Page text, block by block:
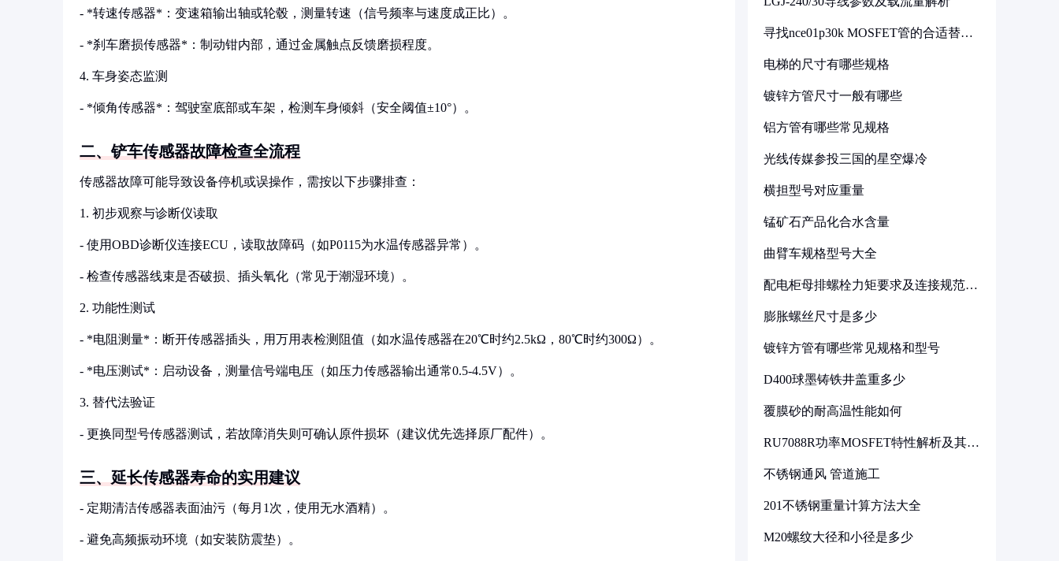
- *转速传感器*：变速箱输出轴或轮毂，测量转速（信号频率与速度成正比）。
- *刹车磨损传感器*：制动钳内部，通过金属触点反馈磨损程度。
4. 车身姿态监测
- *倾角传感器*：驾驶室底部或车架，检测车身倾斜（安全阈值±10°）。
二、铲车传感器故障检查全流程
传感器故障可能导致设备停机或误操作，需按以下步骤排查：
1. 初步观察与诊断仪读取
- 使用OBD诊断仪连接ECU，读取故障码（如P0115为水温传感器异常）。
- 检查传感器线束是否破损、插头氧化（常见于潮湿环境）。
2. 功能性测试
- *电阻测量*：断开传感器插头，用万用表检测阻值（如水温传感器在20℃时约2.5kΩ，80℃时约300Ω）。
- *电压测试*：启动设备，测量信号端电压（如压力传感器输出通常0.5-4.5V）。
3. 替代法验证
- 更换同型号传感器测试，若故障消失则可确认原件损坏（建议优先选择原厂配件）。
三、延长传感器寿命的实用建议
- 定期清洁传感器表面油污（每月1次，使用无水酒精）。
- 避免高频振动环境（如安装防震垫）。
寻找nce01p30k MOSFET管的合适替代
电梯的尺寸有哪些规格
镀锌方管尺寸一般有哪些
铝方管有哪些常见规格
光线传媒参投三国的星空爆冷
横担型号对应重量
锰矿石产品化合水含量
曲臂车规格型号大全
配电柜母排螺栓力矩要求及连接规范详
膨胀螺丝尺寸是多少
镀锌方管有哪些常见规格和型号
D400球墨铸铁井盖重多少
覆膜砂的耐高温性能如何
RU7088R功率MOSFET特性解析及其在
不锈钢通风 管道施工
201不锈钢重量计算方法大全
M20螺纹大径和小径是多少